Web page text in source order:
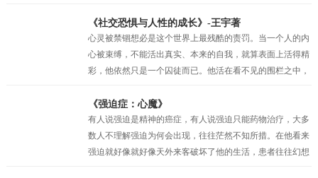
未来，但也仅仅是一种自我安慰罢了。我似乎只剩下在绝望
中坚持的权利，但也正是这种在绝望中的坚持，才真的让我
一点一点地看到了希望。当曙光最终突破了黑夜的壁垒，我
看到了因为“爱”而萌生的动力，因为“希望”而产生的坚持。
《社交恐惧与人性的成长》-王宇著
心灵被禁锢想必是这个世界上最残酷的责罚。当一个人的内
心被束缚，不能活出真实、本来的自我，就算表面上活得精
彩，他依然只是一个囚徒而已。他活在看不见的围栏之中，
偶而已，他以为自己是人生的主宰，其实他只不过是一个傀
儡。社交恐惧症和其他的神经症一样都有一定人格的基础，
俗话说“三岁看大，七岁看老”。社交恐惧的形成与早期环境
和家庭因素密相关，尤其是父母自身人格特质及对孩子的教
《强迫症：心魔》
有人说强迫是精神的癌症，有人说强迫只能药物治疗，大多
数人不理解强迫为何会出现，往往茫然不知所措。在他看来
强迫就好像就好像天外来客破坏了他的生活，患者往往幻想